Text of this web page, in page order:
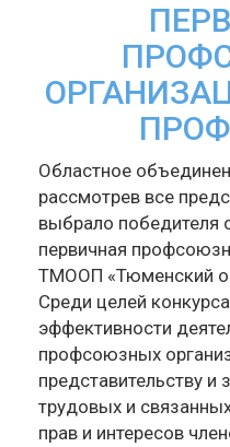
Областное
рассмотрев все
выбрало победителя
первичная
ТМООП «Тюменский
Среди целей
эффективности
профсоюзных
представительству и
трудовых и
прав и интересов